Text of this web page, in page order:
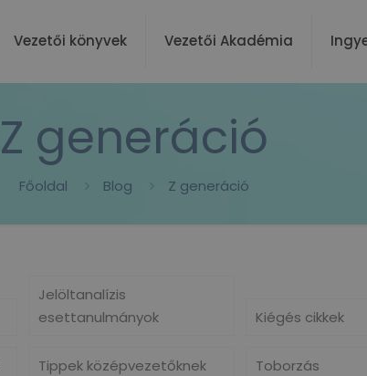
Vezetői könyvek Vezetői Akadémia
Z generáció
Főoldal Blog Z generáció
Jelöltanalízis
esettanulmányok
Kiégés cikkek
Tippek középvezetőknek Toborzás